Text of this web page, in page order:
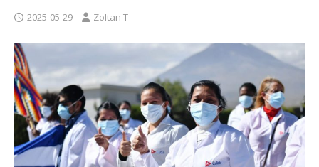
2025-05-29 Zoltan T